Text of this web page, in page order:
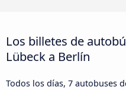
Los billetes de
Lübeck a Berlín
Todos los días, 7 autobuses